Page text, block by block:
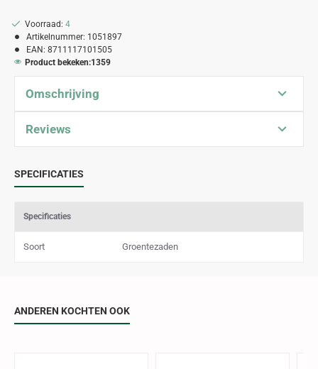
Voorraad: 4
Artikelnummer: 1051897
EAN: 8711117101505
Product bekeken:1359
Omschrijving
Reviews
SPECIFICATIES
Specificaties
Soort Groentezaden
ANDEREN KOCHTEN OOK